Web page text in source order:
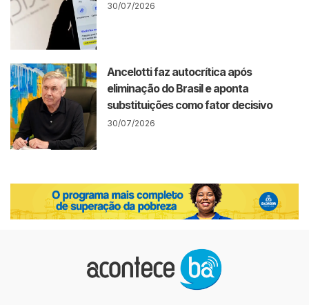
30/07/2026
Ancelotti faz autocrítica após
eliminação do Brasil e aponta
substituições como fator decisivo
30/07/2026